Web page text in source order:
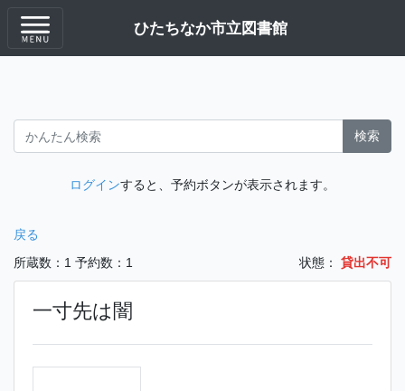
ひたちなか市立図書館
検索
ログインすると、予約ボタンが表示されます。
戻る
所蔵数：1 予約数：1 状態： 貸出不可
一寸先は闇